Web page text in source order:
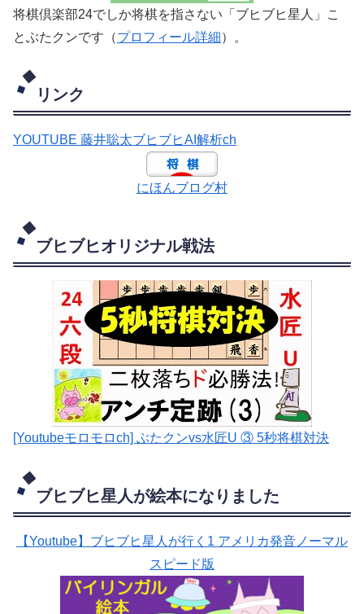
将棋倶楽部24でしか将棋を指さない「ブヒブヒ星人」こ
とぶたクンです（プロフィール詳細）。
リンク
YOUTUBE 藤井聡太ブヒブヒAI解析ch
にほんブログ村
ブヒブヒオリジナル戦法
[Youtubeモロモロch] ぶたクンvs水匠U ③ 5秒将棋対決
ブヒブヒ星人が絵本になりました
【Youtube】ブヒブヒ星人が行く1 アメリカ発音ノーマル
スピード版